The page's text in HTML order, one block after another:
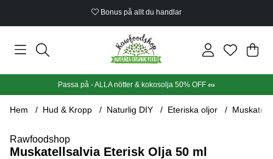
Bonus på allt du handlar
Din
.
Passa på - ALLA nötter & kokosolja 50% OFF 🥜
Hem Hud & Kropp Naturlig DIY Eteriska oljor
Rawfoodshop
Muskatellsalvia Eterisk Olja 50 ml